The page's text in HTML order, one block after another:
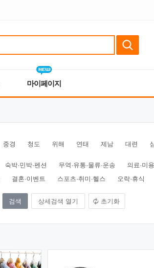
마이페이지
중경 청도 위해 연태 제남 대련
숙박·민박·펜션 무역·유통·물류·운송
의료·미
결혼·이벤트 스포츠·취미·헬스 오락·휴식
상세검색 열기 초기화